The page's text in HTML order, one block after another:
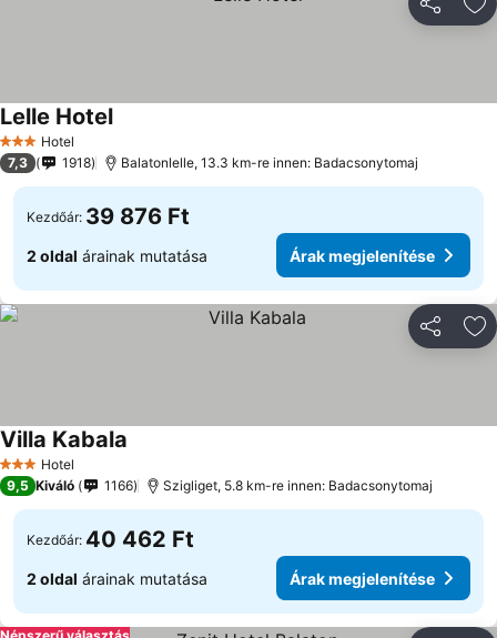
3 Kategória
Hotel
Lelle Hotel
7,3 1918 Balatonlelle, 13.3 km-re innen: Badacsonytomaj
Kezdőár: 39 876 Ft
2 oldal árainak mutatása Árak megjelenítése
3 Kategória
Hotel
Villa Kabala
9,5 Kiváló 1166 Szigliget, 5.8 km-re innen: Badacsonytomaj
Kezdőár: 40 462 Ft
2 oldal árainak mutatása Árak megjelenítése